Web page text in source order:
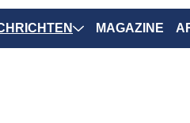
MAGAZINE